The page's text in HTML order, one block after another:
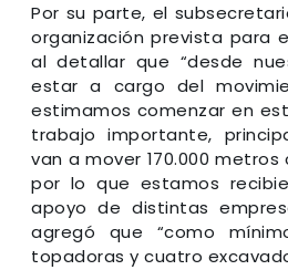
Por su parte, el
organización prevista para
al detallar que “desde
estar a cargo del
estimamos comenzar en
trabajo importante,
van a mover 170.000
por lo que estamos
apoyo de distintas
agregó que “como
topadoras y cuatro